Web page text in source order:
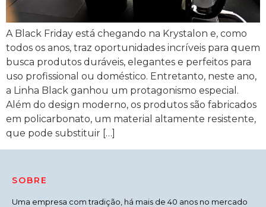
A Black Friday está chegando na Krystalon e, como
todos os anos, traz oportunidades incríveis para quem
busca produtos duráveis, elegantes e perfeitos para
uso profissional ou doméstico. Entretanto, neste ano,
a Linha Black ganhou um protagonismo especial.
Além do design moderno, os produtos são fabricados
em policarbonato, um material altamente resistente,
que pode substituir […]
SOBRE
Uma empresa com tradição, há mais de 40 anos no mercado